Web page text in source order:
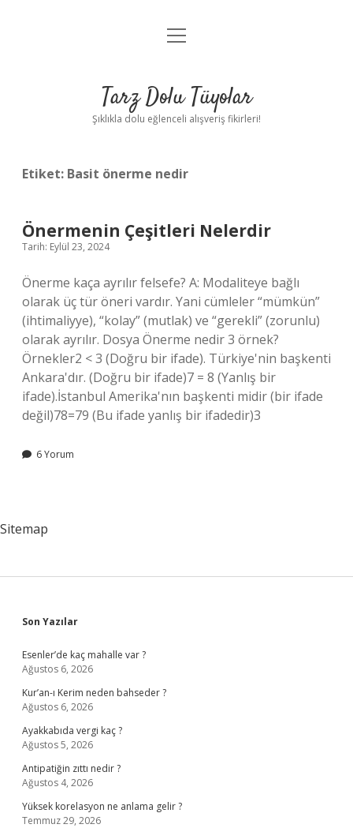
Anasayfa
Yasal Uyarı
menüyü
Tarz Dolu Tüyolar
Şıklıkla dolu eğlenceli alışveriş fikirleri!
Etiket: Basit önerme nedir
Önermenin Çeşitleri Nelerdir
Tarih: Eylül 23, 2024
Önerme kaça ayrılır felsefe? A: Modaliteye bağlı
olarak üç tür öneri vardır. Yani cümleler “mümkün”
(ihtimaliyye), “kolay” (mutlak) ve “gerekli” (zorunlu)
olarak ayrılır. Dosya Önerme nedir 3 örnek?
Örnekler2 < 3 (Doğru bir ifade). Türkiye'nin başkenti
Ankara'dır. (Doğru bir ifade)7 = 8 (Yanlış bir
ifade).İstanbul Amerika'nın başkenti midir (bir ifade
değil)78=79 (Bu ifade yanlış bir ifadedir)3
6 Yorum
Sitemap
Sidebar
Son Yazılar
Esenler’de kaç mahalle var ?
Ağustos 6, 2026
Kur’an-ı Kerim neden bahseder ?
Ağustos 6, 2026
Ayakkabıda vergi kaç ?
Ağustos 5, 2026
Antipatiğin zıttı nedir ?
Ağustos 4, 2026
Yüksek korelasyon ne anlama gelir ?
Temmuz 29, 2026